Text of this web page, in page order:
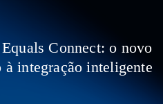
Connect: o novo
à integração inteligente